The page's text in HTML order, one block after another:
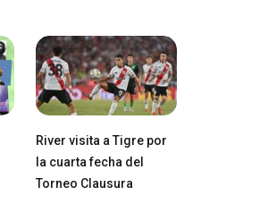
River visita a Tigre por
la cuarta fecha del
Torneo Clausura